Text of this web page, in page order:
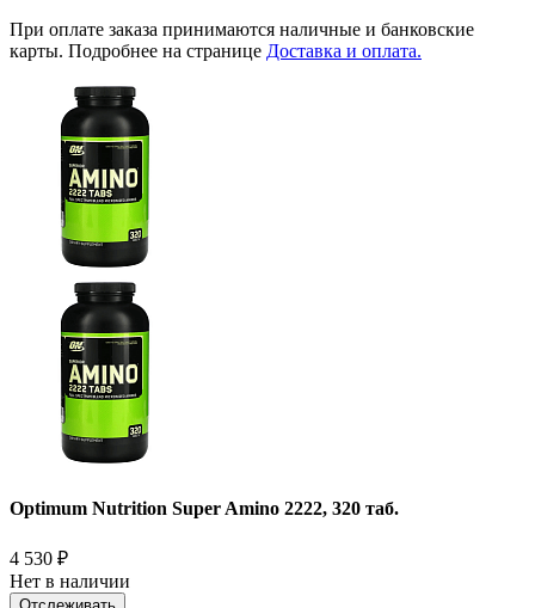
При оплате заказа принимаются наличные и банковские
карты. Подробнее на странице Доставка и оплата.
Optimum Nutrition Super Amino 2222, 320 таб.
4 530 ₽
Нет в наличии